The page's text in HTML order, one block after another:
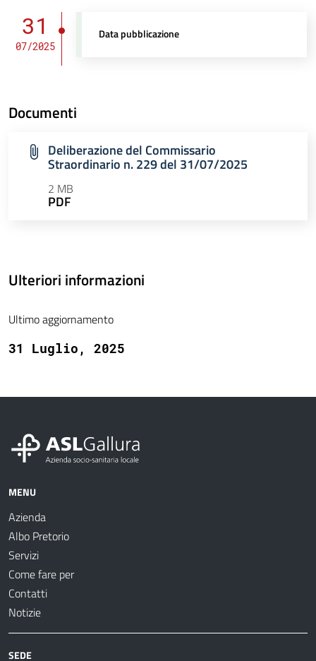
31
07/2025
Data pubblicazione
Documenti
Deliberazione del Commissario
Straordinario n. 229 del 31/07/2025
2 MB
PDF
Ulteriori informazioni
Ultimo aggiornamento
31 Luglio, 2025
MENU
Azienda
Albo Pretorio
Servizi
Come fare per
Contatti
Notizie
SEDE